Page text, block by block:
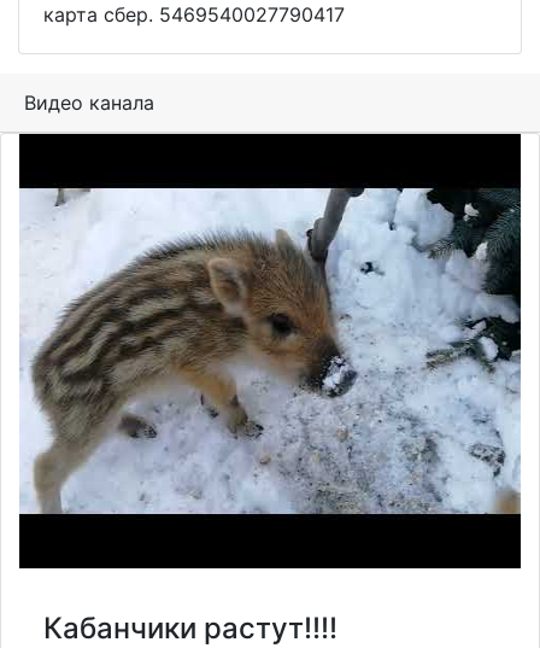
карта сбер. 5469540027790417
Видео канала
Кабанчики растут!!!!